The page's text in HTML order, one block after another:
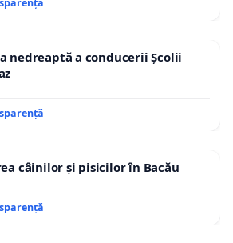
nedreaptă a conducerii Școlii
câinilor și pisicilor în Bacău